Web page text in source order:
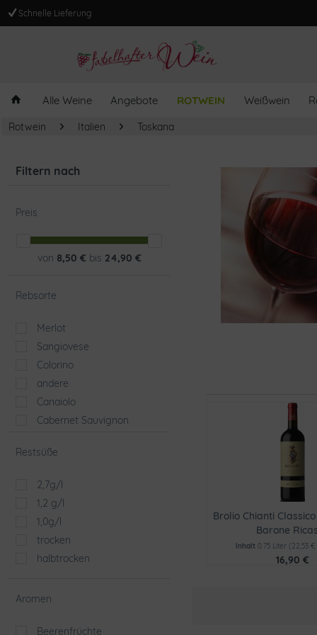
Schnelle Lieferung
Alle Weine Angebote ROTWEIN Weißwein
Rotwein Italien Toskana
Filtern nach
Preis
von 8,50 € bis 24,90 €
Rebsorte
Merlot
Sangiovese
Colorino
andere
Canaiolo
Cabernet Sauvignon
Restsüße
2,7g/l
1,2 g/l
1,0g/l
trocken
halbtrocken
Aromen
Beerenfrüchte
Brolio Chianti Classico
Barone
Inhalt 0.75 Liter (22,53
16,90 €